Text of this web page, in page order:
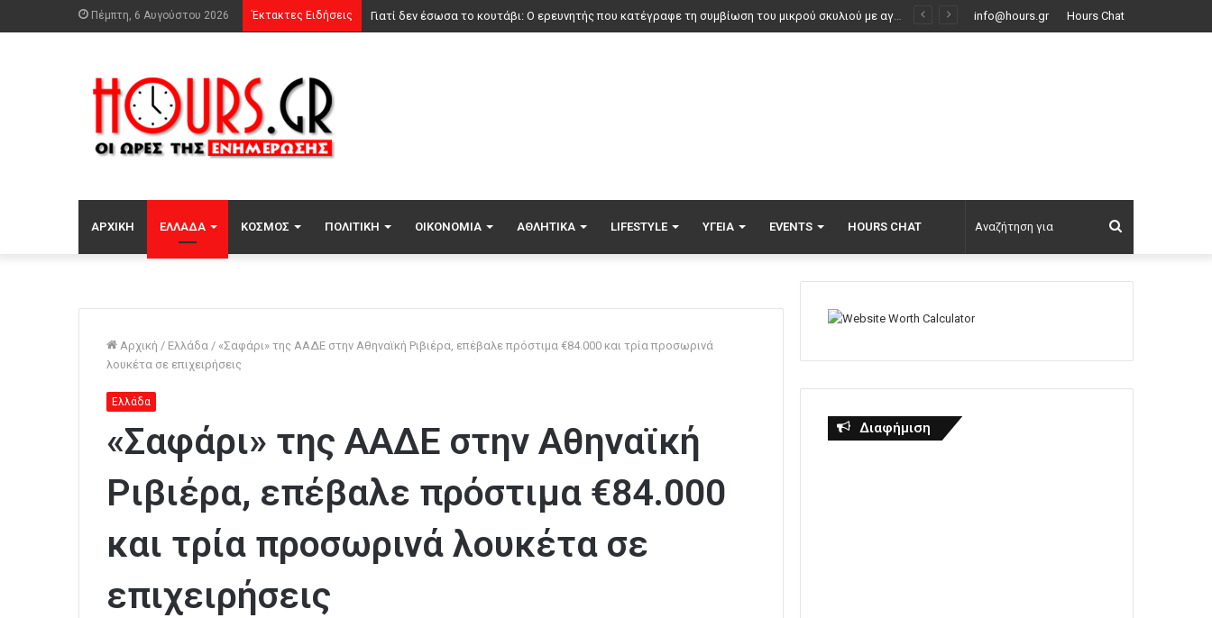
Πέμπτη, 6 Αυγούστου 2026 Έκτακτες Ειδήσεις ΠΑΟΚ – Άντερλεχτ: Στην Τούμπα για την πρώτη νίκη στον τρίτο προκριματικό γύρο του Europa League, δείτε τις εντεκάδες info@hours.gr Hours Chat
ΑΡΧΙΚΉ ΕΛΛΆΔΑ ΚΌΣΜΟΣ ΠΟΛΙΤΙΚΉ ΟΙΚΟΝΟΜΊΑ ΑΘΛΗΤΙΚΆ LIFESTYLE ΥΓΕΊΑ EVENTS HOURS CHAT
για
Αρχική / Ελλάδα / «Σαφάρι» της ΑΑΔΕ στην Αθηναϊκή Ριβιέρα, επέβαλε πρόστιμα €84.000 και τρία προσωρινά
λουκέτα σε επιχειρήσεις
Ελλάδα
«Σαφάρι» της ΑΑΔΕ στην Αθηναϊκή
Ριβιέρα, επέβαλε πρόστιμα €84.000
και τρία προσωρινά λουκέτα σε
επιχειρήσεις
Διαφήμιση